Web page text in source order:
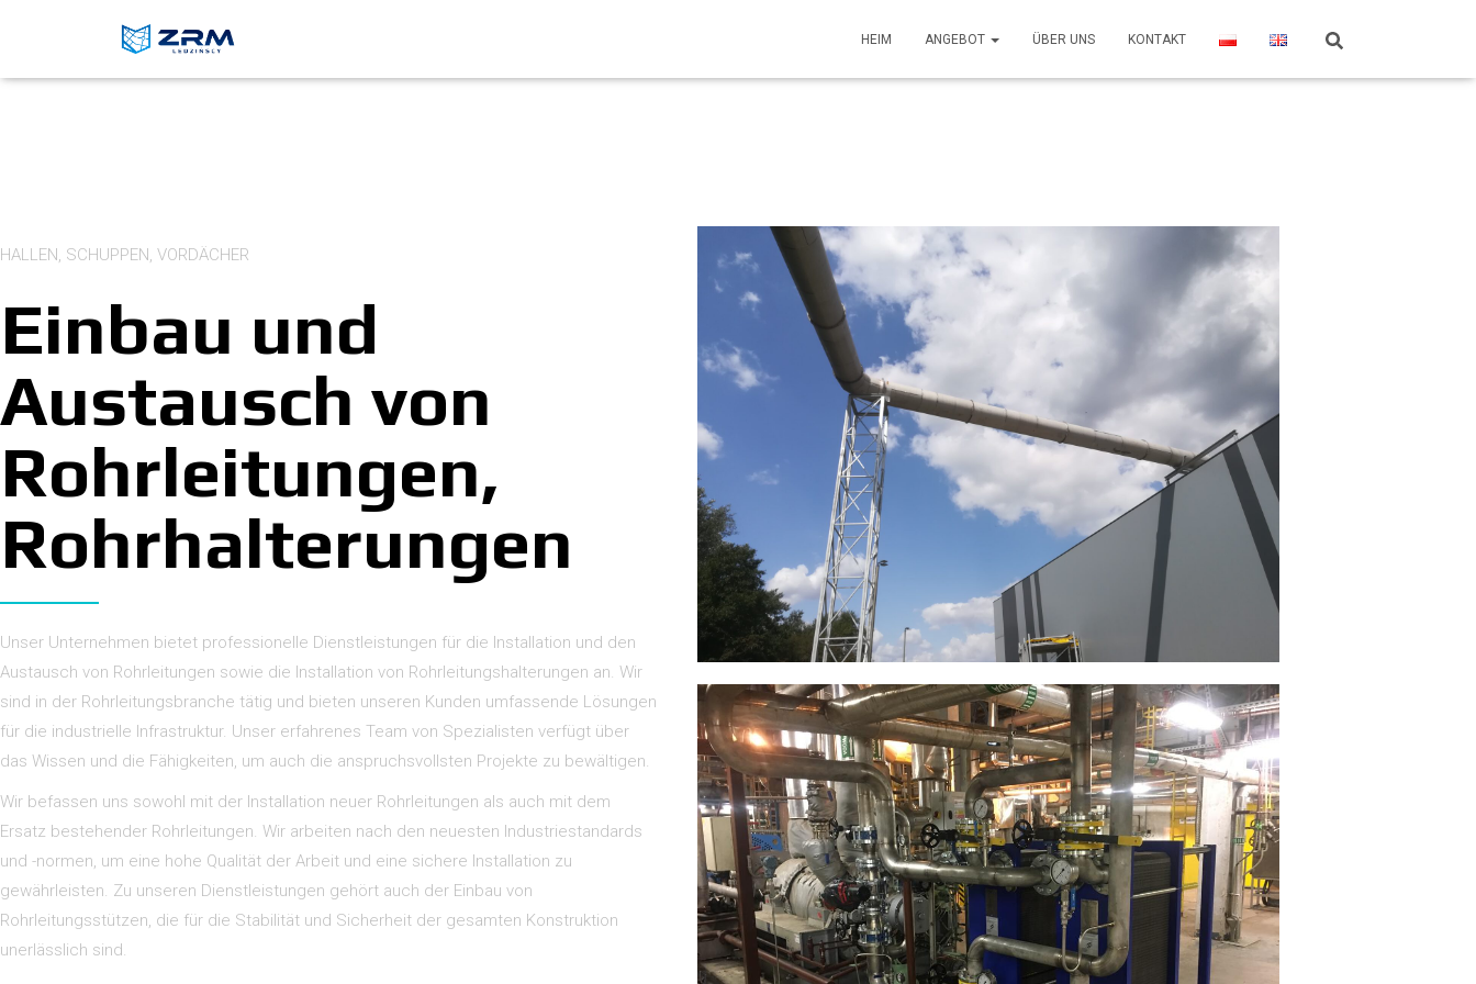
HEIM ANGEBOT ÜBER UNS KONTAKT
HALLEN, SCHUPPEN, VORDÄCHER
Einbau und
Austausch von
Rohrleitungen,
Rohrhalterungen
Unser Unternehmen bietet professionelle Dienstleistungen für die Installation und den
Austausch von Rohrleitungen sowie die Installation von Rohrleitungshalterungen an. Wir
sind in der Rohrleitungsbranche tätig und bieten unseren Kunden umfassende Lösungen
für die industrielle Infrastruktur. Unser erfahrenes Team von Spezialisten verfügt über
das Wissen und die Fähigkeiten, um auch die anspruchsvollsten Projekte zu bewältigen.
Wir befassen uns sowohl mit der Installation neuer Rohrleitungen als auch mit dem
Ersatz bestehender Rohrleitungen. Wir arbeiten nach den neuesten Industriestandards
und -normen, um eine hohe Qualität der Arbeit und eine sichere Installation zu
gewährleisten. Zu unseren Dienstleistungen gehört auch der Einbau von
Rohrleitungsstützen, die für die Stabilität und Sicherheit der gesamten Konstruktion
unerlässlich sind.